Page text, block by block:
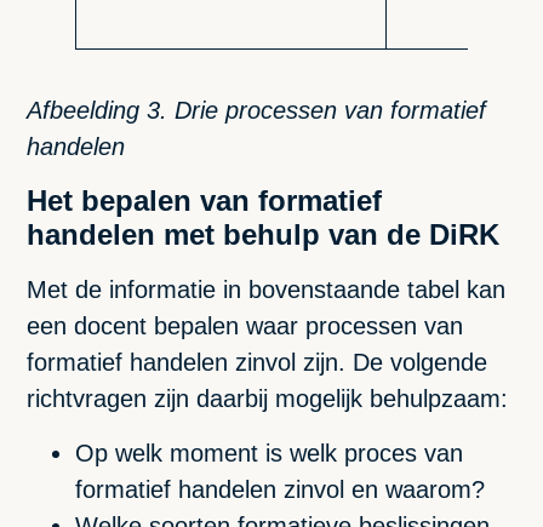
Afbeelding 3. Drie processen van formatief
handelen
Het bepalen van formatief
handelen met behulp van de DiRK
Met de informatie in bovenstaande tabel kan
een docent bepalen waar processen van
formatief handelen zinvol zijn. De volgende
richtvragen zijn daarbij mogelijk behulpzaam:
Op welk moment is welk proces van
formatief handelen zinvol en waarom?